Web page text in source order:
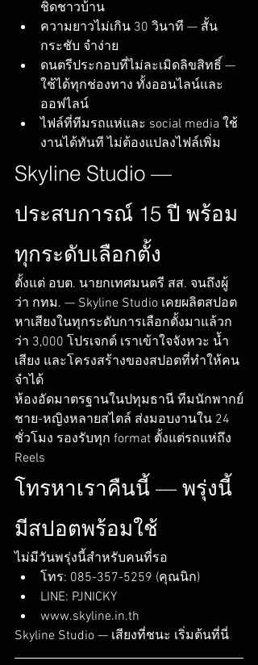
ชิดชาวบ้าน
ความยาวไม่เกิน 30 วินาที — สั้น
กระชับ จำง่าย
ดนตรีประกอบที่ไม่ละเมิดลิขสิทธิ์ —
ใช้ได้ทุกช่องทาง ทั้งออนไลน์และ
ออฟไลน์
ไฟล์ที่ทีมรถแห่และ social media ใช้
งานได้ทันที ไม่ต้องแปลงไฟล์เพิ่ม
Skyline Studio —
ประสบการณ์ 15 ปี พร้อม
ทุกระดับเลือกตั้ง
ตั้งแต่ อบต. นายกเทศมนตรี สส. จนถึงผู้
ว่า กทม. — Skyline Studio เคยผลิตสปอต
หาเสียงในทุกระดับการเลือกตั้งมาแล้วก
ว่า 3,000 โปรเจกต์ เราเข้าใจจังหวะ น้ำ
เสียง และโครงสร้างของสปอตที่ทำให้คน
จำได้
ห้องอัดมาตรฐานในปทุมธานี ทีมนักพากย์
ชาย-หญิงหลายสไตล์ ส่งมอบงานใน 24
ชั่วโมง รองรับทุก format ตั้งแต่รถแห่ถึง
Reels
โทรหาเราคืนนี้ — พรุ่งนี้
มีสปอตพร้อมใช้
ไม่มีวันพรุ่งนี้สำหรับคนที่รอ
โทร: 085-357-5259 (คุณนิก)
LINE: PJNICKY
www.skyline.in.th
Skyline Studio — เสียงที่ชนะ เริ่มต้นที่นี่